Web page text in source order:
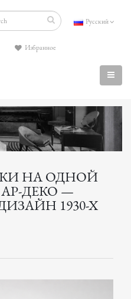
Русский
Избранное
НА ОДНОЙ
ДЕКО —
1930-Х